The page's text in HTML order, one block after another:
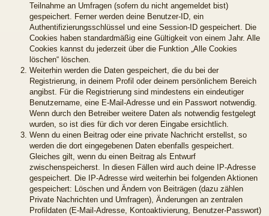
Teilnahme an Umfragen (sofern du nicht angemeldet bist)
gespeichert. Ferner werden deine Benutzer-ID, ein
Authentifizierungsschlüssel und eine Session-ID gespeichert. Die
Cookies haben standardmäßig eine Gültigkeit von einem Jahr. Alle
Cookies kannst du jederzeit über die Funktion „Alle Cookies
löschen“ löschen.
Weiterhin werden die Daten gespeichert, die du bei der
Registrierung, in deinem Profil oder deinem persönlichem Bereich
angibst. Für die Registrierung sind mindestens ein eindeutiger
Benutzername, eine E-Mail-Adresse und ein Passwort notwendig.
Wenn durch den Betreiber weitere Daten als notwendig festgelegt
wurden, so ist dies für dich vor deren Eingabe ersichtlich.
Wenn du einen Beitrag oder eine private Nachricht erstellst, so
werden die dort eingegebenen Daten ebenfalls gespeichert.
Gleiches gilt, wenn du einen Beitrag als Entwurf
zwischenspeicherst. In diesen Fällen wird auch deine IP-Adresse
gespeichert. Die IP-Adresse wird weiterhin bei folgenden Aktionen
gespeichert: Löschen und Ändern von Beiträgen (dazu zählen
Private Nachrichten und Umfragen), Änderungen an zentralen
Profildaten (E-Mail-Adresse, Kontoaktivierung, Benutzer-Passwort)